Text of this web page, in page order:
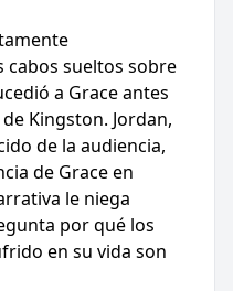
cabos sueltos sobre
a Grace antes
Kingston. Jordan,
de la audiencia,
de Grace en
le niega
por qué los
en su vida son